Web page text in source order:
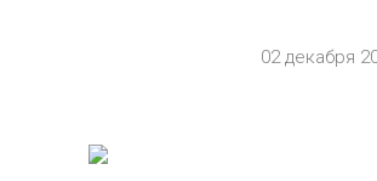
02 декабря